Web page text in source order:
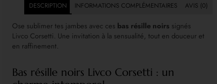
DESCRIPTION INFORMATIONS COMPLÉMENTAIRES AVIS (0)
Ose sublimer tes jambes avec ces bas résille noirs signés
Livco Corsetti. Une invitation à la sensualité, tout en douceur et
en raffinement.
Bas résille noirs Livco Corsetti : un